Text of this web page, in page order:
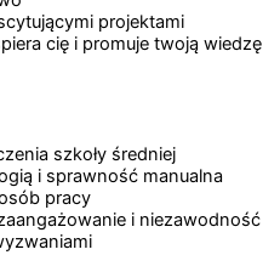
projektami
cię i promuje twoją wiedzę
szkoły średniej
i sprawność manualna
pracy
i niezawodność